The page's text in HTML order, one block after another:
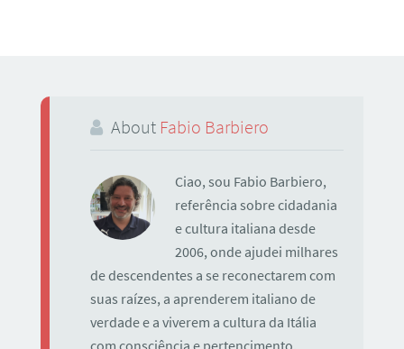
About Fabio Barbiero
Ciao, sou Fabio Barbiero,
referência sobre cidadania
e cultura italiana desde
2006, onde ajudei milhares
de descendentes a se reconectarem com
suas raízes, a aprenderem italiano de
verdade e a viverem a cultura da Itália